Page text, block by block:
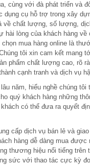
cùng với đà phát triển và
dụng cụ hỗ trợ trong xây
về chất lượng, số lượng,
hài lòng của khách hàng về
mua hàng online là
tôi xin cam kết mang
phẩm chất lượng cao, rõ
cạnh tranh và dịch vụ
năm, hiểu nghề chúng
quý khách hàng những
có thể đưa ra quyết
cấp dịch vụ bán lẻ và
hàng dễ dàng mua được
thương hiệu nổi tiếng trên
sức với thao tác cực kỳ